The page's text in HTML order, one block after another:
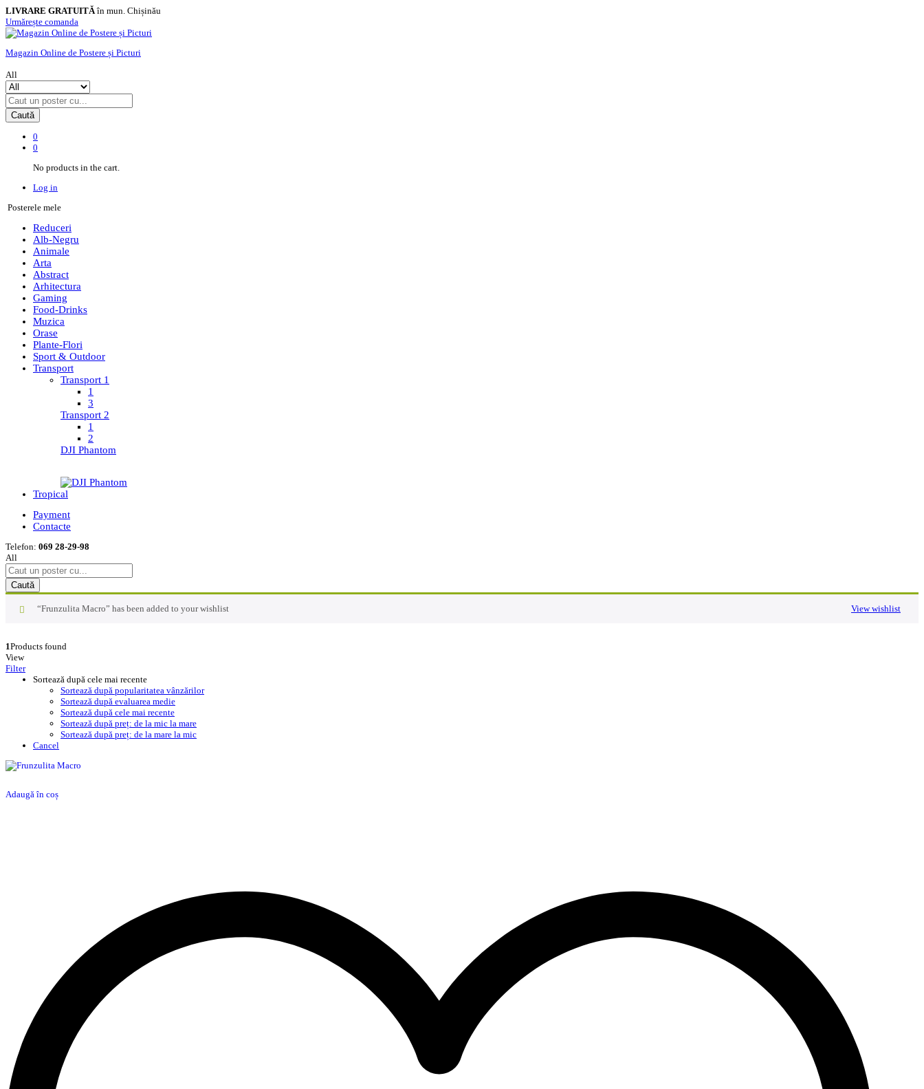
LIVRARE GRATUITĂîn mun. Chișinău
Urmărește comanda
Magazin Online de Postere și Picturi
All
Caută
0
0
No products in the cart.
Log in
Posterele mele
Reduceri
Alb-Negru
Animale
Arta
Abstract
Arhitectura
Gaming
Food-Drinks
Muzica
Orase
Plante-Flori
Sport & Outdoor
Transport
Transport 1
1
3
Transport 2
1
2
DJI Phantom
Tropical
Payment
Contacte
Telefon: 069 28-29-98
All
Caută
View wishlist
“Frunzulita Macro” has been added to your wishlist
1Products found
View
Filter
Sortează după cele mai recente
Sortează după popularitatea vânzărilor
Sortează după evaluarea medie
Sortează după cele mai recente
Sortează după preț: de la mic la mare
Sortează după preț: de la mare la mic
Cancel
Adaugă în coș